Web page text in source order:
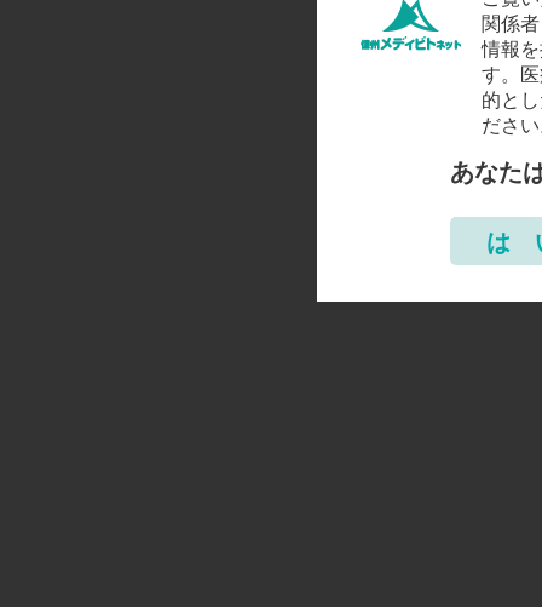
関係
情報
す。
的と
ださ
あなた
は